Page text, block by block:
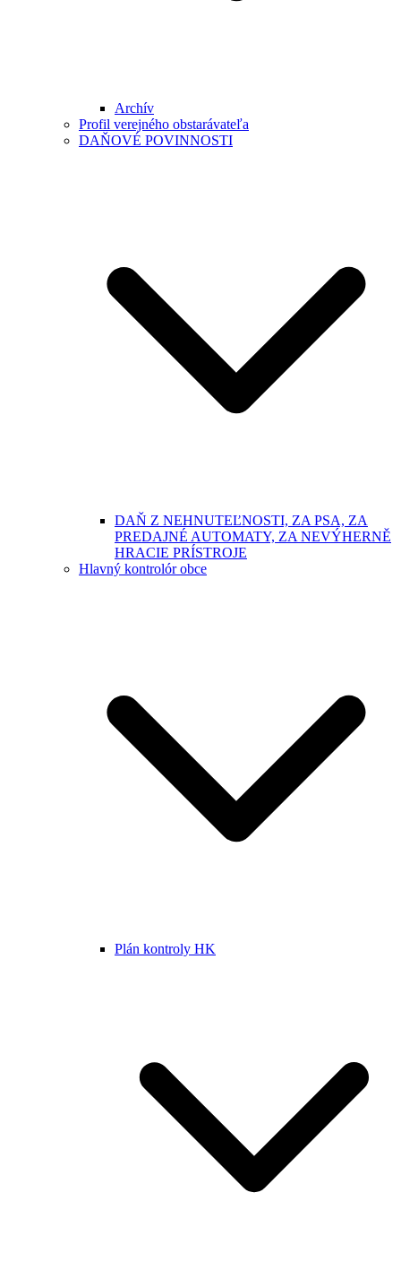
Archív
Profil verejného obstarávateľa
DAŇOVÉ POVINNOSTI
DAŇ Z NEHNUTEĽNOSTI, ZA PSA, ZA
PREDAJNÉ AUTOMATY, ZA NEVÝHERNĚ
HRACIE PRÍSTROJE
Hlavný kontrolór obce
Plán kontroly HK